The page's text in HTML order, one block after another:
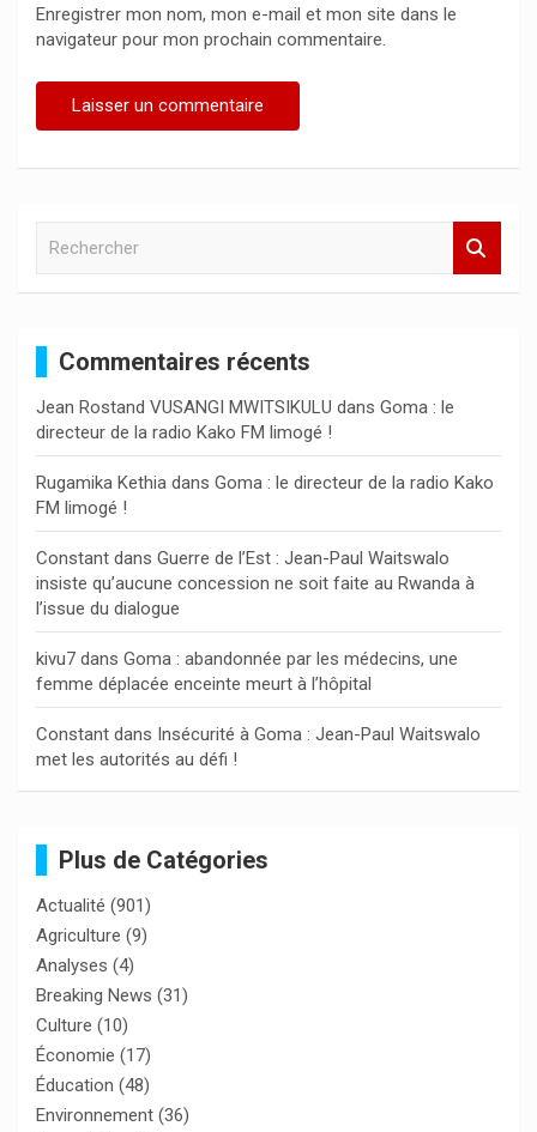
Enregistrer mon nom, mon e-mail et mon site dans le
navigateur pour mon prochain commentaire.
c
h
e
r
Commentaires récents
Jean Rostand VUSANGI MWITSIKULU dans Goma : le
directeur de la radio Kako FM limogé !
Rugamika Kethia dans Goma : le directeur de la radio Kako
FM limogé !
Constant dans Guerre de l’Est : Jean-Paul Waitswalo
insiste qu’aucune concession ne soit faite au Rwanda à
l’issue du dialogue
kivu7 dans Goma : abandonnée par les médecins, une
femme déplacée enceinte meurt à l’hôpital
Constant dans Insécurité à Goma : Jean-Paul Waitswalo
met les autorités au défi !
Plus de Catégories
Actualité (901)
Agriculture (9)
Analyses (4)
Breaking News (31)
Culture (10)
Économie (17)
Éducation (48)
Environnement (36)